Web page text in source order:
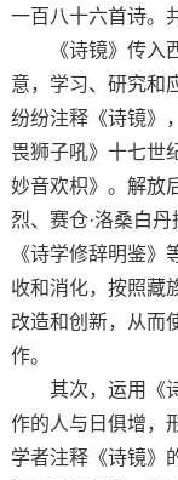
一百八十六首诗。
《诗镜》传入西
意，学习、研究和
纷纷注释《诗镜》
畏狮子吼》十七世
妙音欢枳》。解放
烈、赛仓·洛桑白
《诗学修辞明鉴
收和消化，按照藏
改造和创新，从而
作。
其次，运用《诗
作的人与日俱增，
学者注释《诗镜》